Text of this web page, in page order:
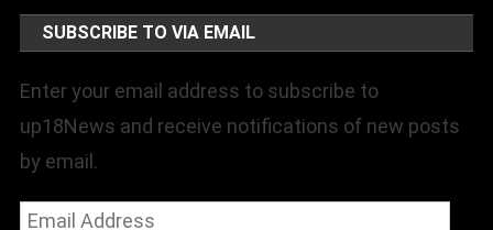
SUBSCRIBE TO VIA EMAIL
Enter your email address to subscribe to
up18News and receive notifications of new posts
by email.
Email